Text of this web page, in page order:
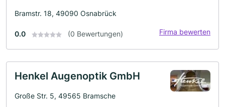
Bramstr. 18, 49090 Osnabrück
0.0 (0 Bewertungen) Firma bewerten
Henkel Augenoptik GmbH
Große Str. 5, 49565 Bramsche